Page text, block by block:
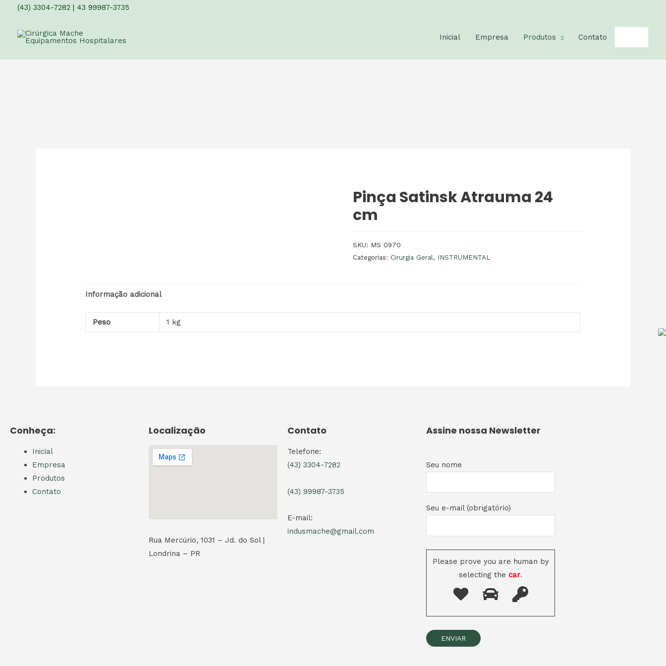
(43) 3304-7282 | 43 99987-3735
Inicial Empresa Produtos Contato
Pinça Satinsk Atrauma 24
cm
SKU: MS 0970
Categorias: Cirurgia Geral, INSTRUMENTAL
Informação adicional
Peso 1 kg
Conheça:
Inicial
Empresa
Produtos
Contato
Localização
Rua Mercúrio, 1031 – Jd. do Sol |
Londrina – PR
Contato
Telefone:
(43) 3304-7282
(43) 99987-3735
E-mail:
indusmache@gmail.com
Assine nossa Newsletter
Seu nome
Seu e-mail (obrigatório)
Please prove you are human by
selecting the car.